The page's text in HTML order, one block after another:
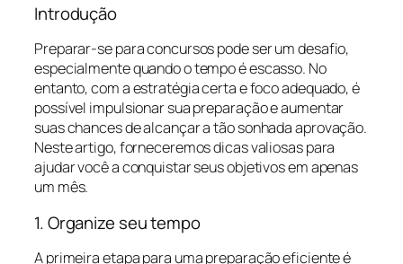
Introdução
Preparar-se para concursos pode ser um desafio,
especialmente quando o tempo é escasso. No
entanto, com a estratégia certa e foco adequado, é
possível impulsionar sua preparação e aumentar
suas chances de alcançar a tão sonhada aprovação.
Neste artigo, forneceremos dicas valiosas para
ajudar você a conquistar seus objetivos em apenas
um mês.
1. Organize seu tempo
A primeira etapa para uma preparação eficiente é